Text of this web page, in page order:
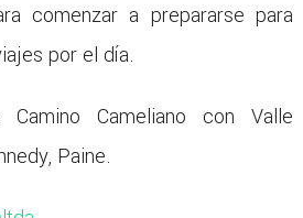
comenzar a prepararse para
por el día.
Cameliano con Valle
Paine.